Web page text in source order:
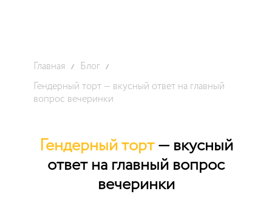
Главная
Блог
Гендерный торт — вкусный ответ на главный
вопрос вечеринки
Гендерный торт— вкусный
ответ на главный вопрос
вечеринки